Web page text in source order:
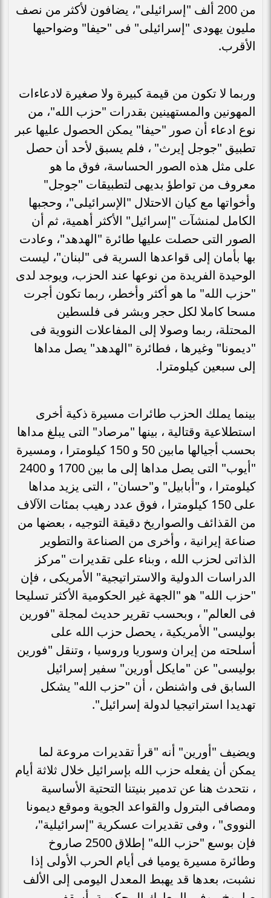
من 200 ألف "إسرائيلى"، يضافون لأكثر من نصف
مليون يهودى "إسرائيلى" فى "حيفا" وضواحيها
الأقرب.
وربما لا تكون من قيمة كبيرة ولا صغيرة لادعاءات
المهونين والمستهينين بقدرات "حزب الله"، من
نوع ادعاء أن صور "حيفا" يمكن الحصول عليها عبر
تطبيق "جوجل إيرث" ، فلم يسبق لأحد أن حصل
على مثل هذه الصور الحساسة، فوق ما هو
معروف من تواطؤ بديهى لتطبيقات "جوجل"
وأخواتها مع كيان الاحتلال "الإسرائيلى"، وحجبها
الكامل لمنشآت "إسرائيل" الأكثر أهمية، ثم أن
الصور التى حصلت عليها طائرة "الهدهد"، وعادت
بها بأمان إلى قواعدها السرية فى "لبنان"، ليست
الوحيدة الفريدة من نوعها عند الحزب، ويوجد لدى
"حزب الله" ما هو أكثر وأخطر، ربما تكون أجرت
مسحا كاملا لكل حجر وبشر فى فلسطين
المحتلة، ربما وصولا إلى المفاعلات النووية فى
"ديمونا" وغيرها ، فطائرة "الهدهد" يصل مداها
إلى سبعين كيلومترا.
بينما يملك الحزب طائرات مسيرة ذكية أخرى
استطلاعية وقتالية ، بينها "مرصاد" التى يبلغ مداها
بحسب أجيالها مابين 50 و 150 كيلومترا ، ومسيرة
"أيوب" التى يصل مداها إلى ما بين 1700 و 2400
كيلومترا ، و"أبابيل" و"حسان" ، التى يزيد مداها
على 150 كيلومترا ، فوق عدد رهيب بمئات الآلاف
من القذائف والصواريخ دقيقة التوجيه ، بعضها من
صناعة إيرانية ، وأخرى من الصناعة والتطوير
الذاتى لحزب الله ، وبناء على تقديرات "مركز
الدراسات الدولية والاستراتيجية" الأمريكى ، فإن
"حزب الله" هو "الجهة غير الحكومية الأكثر تسليحا
فى العالم" ، وبحسب تقرير حديث لمجلة "فورين
بوليسى" الأمريكية ، يحصل حزب الله على
أسلحته من إيران وسوريا وروسيا ، وتنقل "فورين
بوليسى" عن "مايكل أورين" سفير إسرائيل
السابق فى واشنطن ، أن "حزب الله" يشكل
تهديدا استراتيجيا لدولة إسرائيل".
ويضيف "أورين" أنه "قرأ تقديرات مروعة لما
يمكن أن يفعله حزب الله بإسرائيل خلال ثلاثة أيام
، نتحدث هنا عن تدمير بنيتنا التحتية الأساسية
ومصافى البترول والقواعد الجوية وموقع ديمونا
النووى" ، وفى تقديرات عسكرية "إسرائيلية"،
فإن بوسع "حزب الله" إطلاق 2500 صاروخ
وطائرة مسيرة يوميا فى أيام الحرب الأولى إذا
نشبت، بعدها قد يهبط المعدل اليومى إلى الألف